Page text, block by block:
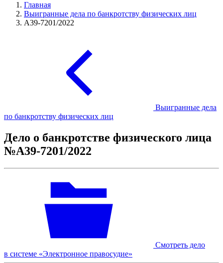
Главная
Выигранные дела по банкротству физических лиц
А39-7201/2022
Выигранные дела
по банкротству физических лиц
Дело о банкротстве физического лица
№А39-7201/2022
Смотреть дело
в системе «Электронное правосудие»